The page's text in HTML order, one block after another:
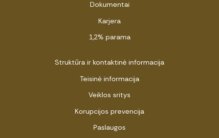
Dokumentai
Karjera
1,2% parama
Struktūra ir kontaktinė informacija
Teisinė informacija
Veiklos sritys
Korupcijos prevencija
Paslaugos